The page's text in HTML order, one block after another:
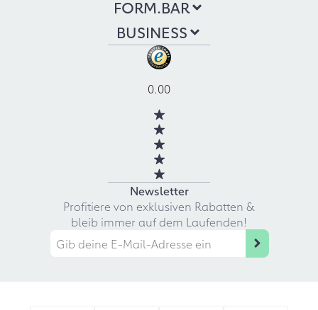
FORM.BAR
BUSINESS
0.00
Newsletter
Profitiere von exklusiven Rabatten &
bleib immer auf dem Laufenden!